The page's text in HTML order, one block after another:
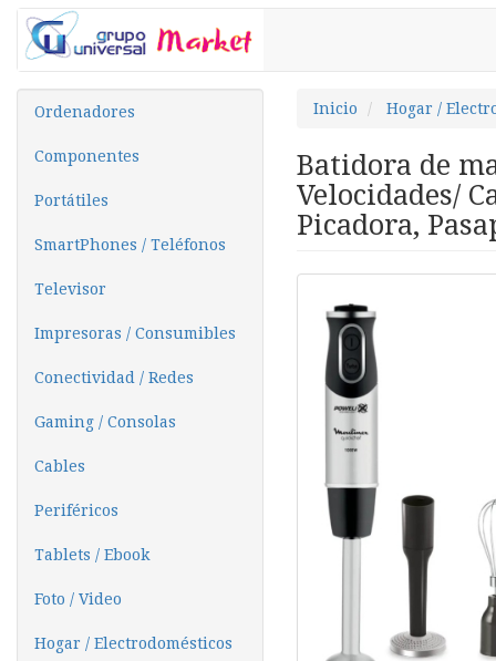
Ordenadores
Componentes
Portátiles
SmartPhones / Teléfonos
Televisor
Impresoras / Consumibles
Conectividad / Redes
Gaming / Consolas
Cables
Periféricos
Tablets / Ebook
Foto / Video
Hogar / Electrodomésticos
Inicio Hogar /
Batidora de
Velocidades/
Picadora,